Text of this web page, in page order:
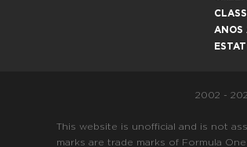
ANOS
2002 -
This website is unofficial and is not
marks are trade marks of Formula One